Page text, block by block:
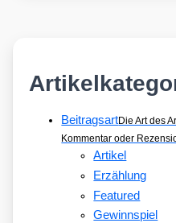
BeitragsartDie Art des
Kommentar oder
Artikel
Erzählung
Featured
Gewinnspiel